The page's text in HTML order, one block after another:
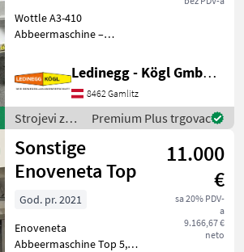
Wottle A3-410
Abbeermaschine –
Die Wottle A3-410 ist eine
robuste
Edelstahlausführung und
überzeugt durch höchste
Verarbeitungsqualität.
Ledinegg - Kögl GmbH - Obst- und Weinbautechnik
8462 Gamlitz
Strojevi za
vinogradarstvo
/ Wottle
Premium Plus trgovac
Sonstige
Enoveneta Top
11.000
€
sa 20% PDV-
a
9.166,67 €
neto
God. pr. 2021
Enoveneta
Abbeermaschine Top 5,